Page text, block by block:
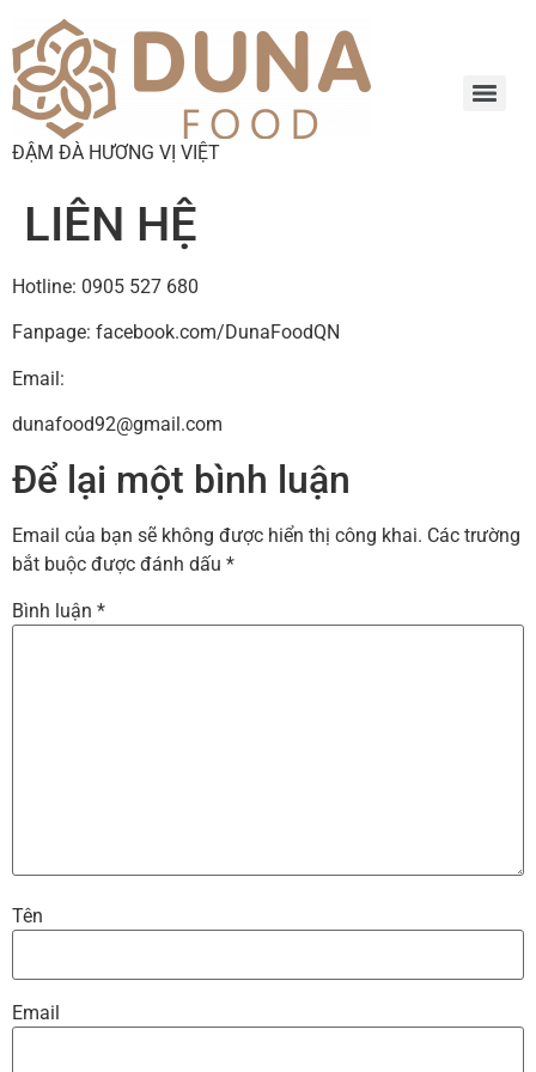
ĐẬM ĐÀ HƯƠNG VỊ VIỆT
LIÊN HỆ
Hotline: 0905 527 680
Fanpage: facebook.com/DunaFoodQN
Email:
dunafood92@gmail.com
Để lại một bình luận
Email của bạn sẽ không được hiển thị công khai. Các trường
bắt buộc được đánh dấu *
Bình luận *
Tên
Email